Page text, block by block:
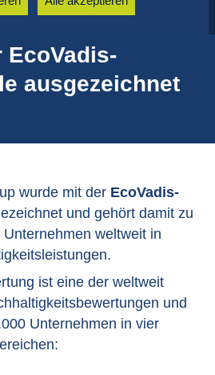
EcoVadis-
ausgezeichnet
wurde mit der EcoVadis-
und gehört damit zu
weltweit in
ist eine der weltweit
und
Unternehmen in vier